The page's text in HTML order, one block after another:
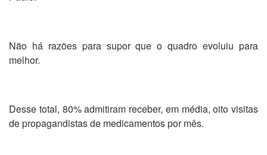
Não há razões para supor que o quadro evoluiu para
melhor.
Desse total, 80% admitiram receber, em média, oito visitas
de propagandistas de medicamentos por mês.